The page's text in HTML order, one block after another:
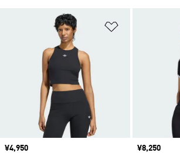
ほしいものリ
価格
¥4,950
価格
¥8,250